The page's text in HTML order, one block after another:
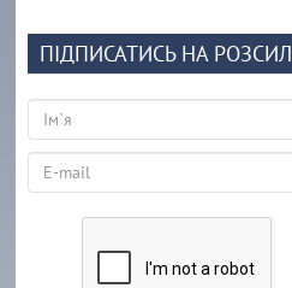
ПІДПИСАТИСЬ НА